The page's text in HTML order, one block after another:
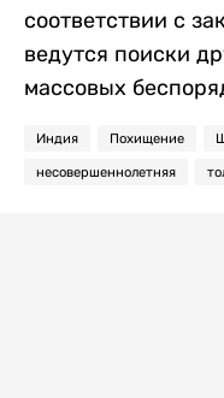
соответствии с
ведутся поиски
массовых
Индия Похищение
несовершеннолетняя